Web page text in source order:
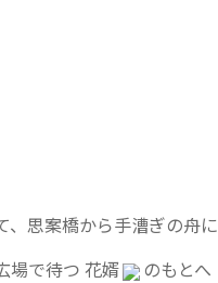
、思案橋から手漕ぎの舟
場で待つ 花婿
のもとへ